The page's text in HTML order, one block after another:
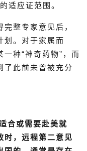
应证范围。
整专家意见后，
划。对于家属而
种“神奇药物”，而
了此前未曾被充分
合或需要赴美就
时，远程第二意见